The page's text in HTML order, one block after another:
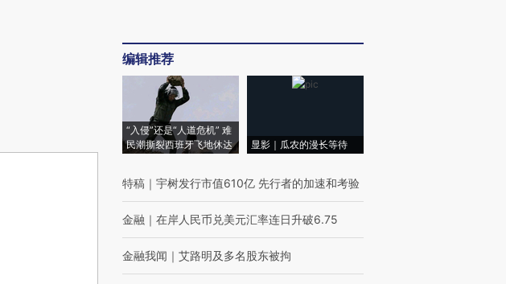
编辑推荐
“入侵”还是“人道危机” 难
民潮撕裂西班牙飞地休达
显影｜瓜农的漫长等待
特稿 ｜ 宇树发行市值610亿 先行者的加速和考验
金融 ｜ 在岸人民币兑美元汇率连日升破6.75
金融我闻 ｜ 艾路明及多名股东被拘